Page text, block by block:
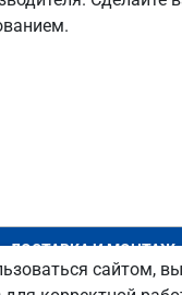
ДОСТАВКА И МОНТАЖ
сайтом,